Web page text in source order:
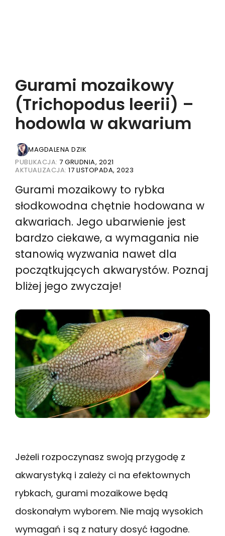
Gurami mozaikowy
(Trichopodus leerii) –
hodowla w akwarium
MAGDALENA DZIK
PUBLIKACJA: 7 GRUDNIA, 2021
AKTUALIZACJA: 17 LISTOPADA, 2023
Gurami mozaikowy to rybka
słodkowodna chętnie hodowana w
akwariach. Jego ubarwienie jest
bardzo ciekawe, a wymagania nie
stanowią wyzwania nawet dla
początkujących akwarystów. Poznaj
bliżej jego zwyczaje!
Jeżeli rozpoczynasz swoją przygodę z
akwarystyką i zależy ci na efektownych
rybkach, gurami mozaikowe będą
doskonałym wyborem. Nie mają wysokich
wymagań i są z natury dosyć łagodne.